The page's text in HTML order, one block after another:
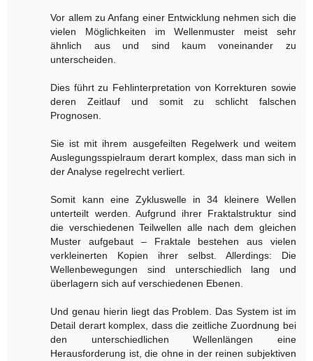
Vor allem zu Anfang einer Entwicklung nehmen sich die
vielen Möglichkeiten im Wellenmuster meist sehr
ähnlich aus und sind kaum voneinander zu
unterscheiden.
Dies führt zu Fehlinterpretation von Korrekturen sowie
deren Zeitlauf und somit zu schlicht falschen
Prognosen.
Sie ist mit ihrem ausgefeilten Regelwerk und weitem
Auslegungsspielraum derart komplex, dass man sich in
der Analyse regelrecht verliert.
Somit kann eine Zykluswelle in 34 kleinere Wellen
unterteilt werden. Aufgrund ihrer Fraktalstruktur sind
die verschiedenen Teilwellen alle nach dem gleichen
Muster aufgebaut – Fraktale bestehen aus vielen
verkleinerten Kopien ihrer selbst. Allerdings: Die
Wellenbewegungen sind unterschiedlich lang und
überlagern sich auf verschiedenen Ebenen.
Und genau hierin liegt das Problem. Das System ist im
Detail derart komplex, dass die zeitliche Zuordnung bei
den unterschiedlichen Wellenlängen eine
Herausforderung ist, die ohne in der reinen subjektiven